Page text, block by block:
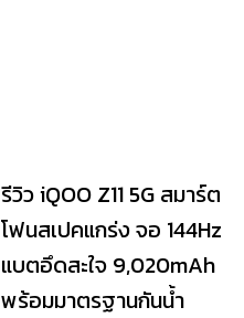
รีวิว iQOO Z11 5G สมาร์ต
โฟนสเปคแกร่ง จอ 144Hz
แบตอึดสะใจ 9,020mAh
พร้อมมาตรฐานกันน้ำ